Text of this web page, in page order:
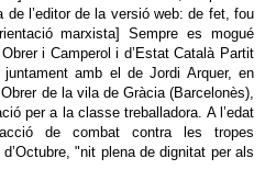
l’editor de la versió web: de fet, fou
marxista] Sempre es mogué
i Camperol i d’Estat Català Partit
amb el de Jordi Arquer, en
de la vila de Gràcia (Barcelonès),
per a la classe treballadora. A l’edat
de combat contra les tropes
"nit plena de dignitat per als